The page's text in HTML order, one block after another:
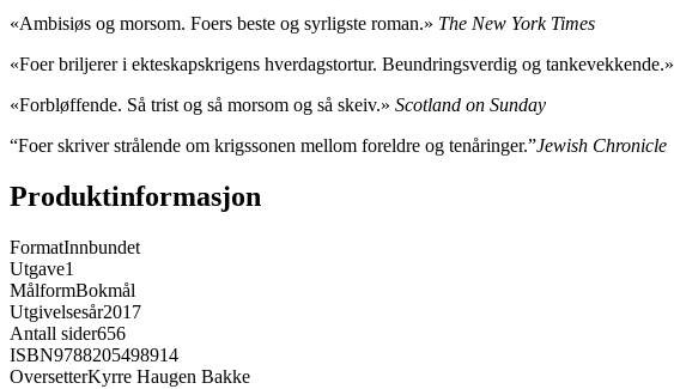
«Ambisiøs og morsom. Foers beste og syrligste roman.» The New York Times
«Foer briljerer i ekteskapskrigens hverdagstortur. Beundringsverdig og tankevekkende.»
«Forbløffende. Så trist og så morsom og så skeiv.» Scotland on Sunday
“Foer skriver strålende om krigssonen mellom foreldre og tenåringer.”Jewish Chronicle
Produktinformasjon
FormatInnbundet
Utgave1
MålformBokmål
Utgivelsesår2017
Antall sider656
ISBN9788205498914
OversetterKyrre Haugen Bakke